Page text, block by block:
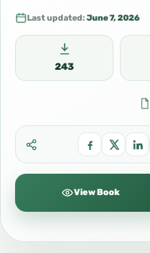
Last updated:June 7, 2026
243
View Book